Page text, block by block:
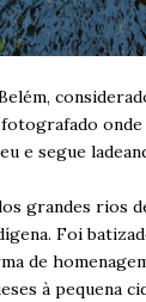
onde
e segue
grandes rios
Foi
de
à pequena